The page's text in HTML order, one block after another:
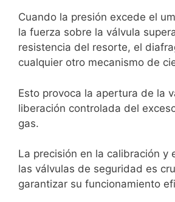
Cuando la presión excede el
la fuerza sobre la válvula
resistencia del resorte, el
cualquier otro mecanismo de
Esto provoca la apertura de la
liberación controlada del
gas.
La precisión en la calibración y
las válvulas de seguridad es
garantizar su funcionamiento